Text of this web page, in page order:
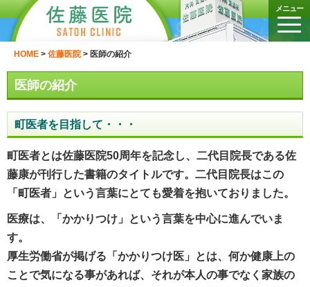
メニュー
HOME > 佐藤医院 > 医師の紹介
医師の紹介
町医者を目指して・・・
町医者とは佐藤医院50周年を記念し、二代目院長である佐
藤康が刊行した書籍のタイトルです。二代目院長はこの
「町医者」という言葉にとても愛着を抱いておりました。
医療は、「かかりつけ」という言葉を中心に進んでいま
す。
厚生労働省が掲げる「かかりつけ医」とは、何か健康上の
ことで気になる事があれば、それが本人の事でなく家族の